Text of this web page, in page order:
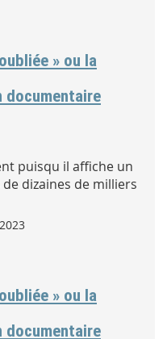
» ou la
documentaire
puisqu il affiche un
dizaines de milliers
» ou la
documentaire